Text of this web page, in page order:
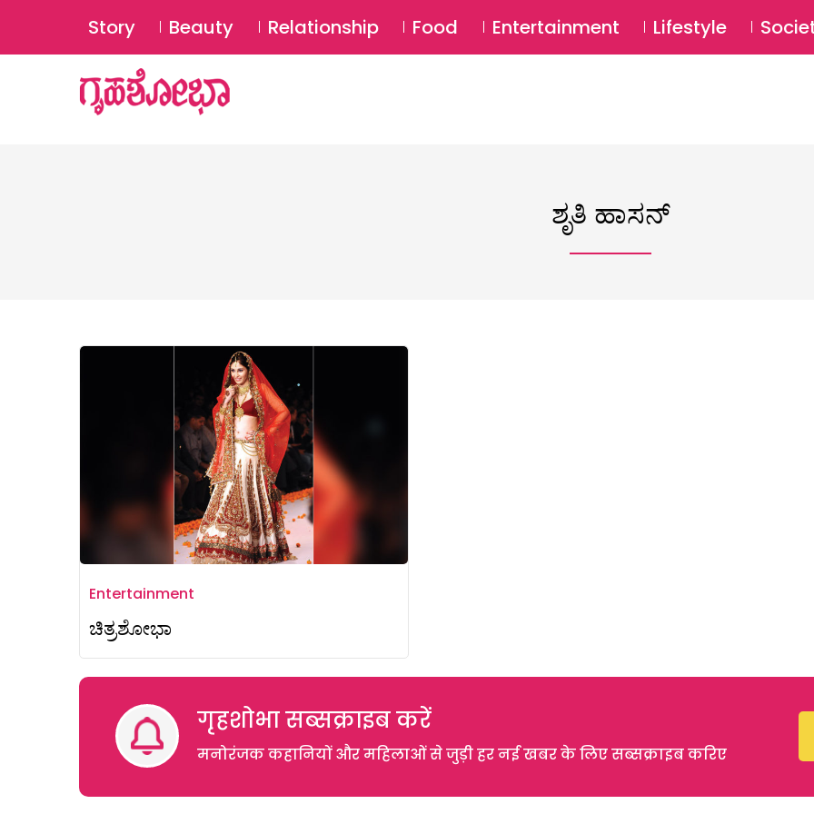
Story Beauty Relationship Food Entertainment Lifestyle
ಶೃತಿ ಹಾಸನ್
Entertainment
ಚಿತ್ರಶೋಭಾ
गृहशोभा सब्सक्राइब करें
मनोरंजक कहानियों और महिलाओं से जुड़ी हर नई खबर के लिए सब्सक्राइब करिए